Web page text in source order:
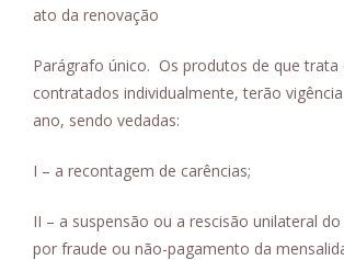
ato da renovação
Parágrafo único. Os produtos de que trata
contratados individualmente, terão
ano, sendo vedadas:
I – a recontagem de carências;
II – a suspensão ou a rescisão unilateral
por fraude ou não-pagamento da